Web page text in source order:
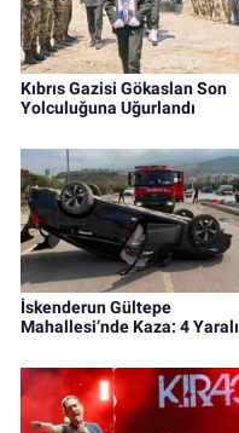
Kıbrıs Gazisi Gökaslan Son
Yolculuğuna Uğurlandı
İskenderun Gültepe
Mahallesi’nde Kaza: 4 Yaralı